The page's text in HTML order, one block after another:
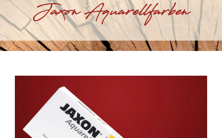
Jaxon Aquarellfarben